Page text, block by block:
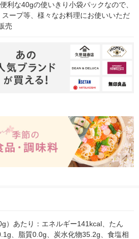
利な40gの使いきり小袋パックなので、
ープ等、様々なお料理にお使いいただ
売
）あたり：エネルギー141kcal、たん
、脂質0.0g、炭水化物35.2g、食塩相